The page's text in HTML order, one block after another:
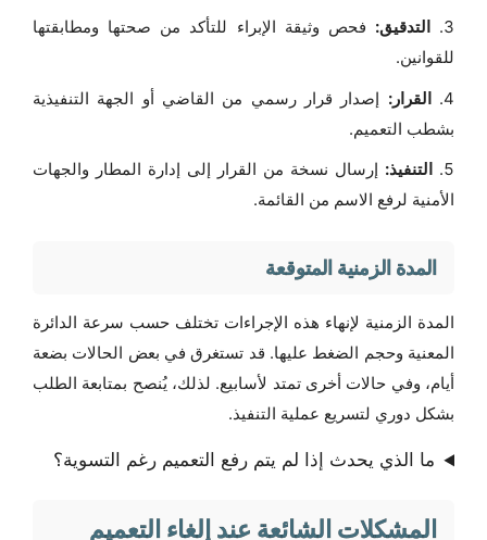
التدقيق: فحص وثيقة الإبراء للتأكد من صحتها ومطابقتها
للقوانين.
القرار: إصدار قرار رسمي من القاضي أو الجهة التنفيذية
بشطب التعميم.
التنفيذ: إرسال نسخة من القرار إلى إدارة المطار والجهات
الأمنية لرفع الاسم من القائمة.
المدة الزمنية المتوقعة
المدة الزمنية لإنهاء هذه الإجراءات تختلف حسب سرعة الدائرة
المعنية وحجم الضغط عليها. قد تستغرق في بعض الحالات بضعة
أيام، وفي حالات أخرى تمتد لأسابيع. لذلك، يُنصح بمتابعة الطلب
بشكل دوري لتسريع عملية التنفيذ.
ما الذي يحدث إذا لم يتم رفع التعميم رغم التسوية؟
المشكلات الشائعة عند إلغاء التعميم